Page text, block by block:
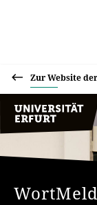
Zur Website